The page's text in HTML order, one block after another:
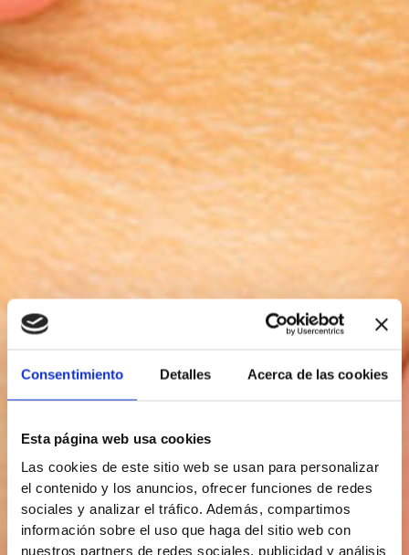
Consentimiento Detalles Acerca de las cookies
Esta página web usa cookies
Las cookies de este sitio web se usan para personalizar
el contenido y los anuncios, ofrecer funciones de redes
sociales y analizar el tráfico. Además, compartimos
información sobre el uso que haga del sitio web con
nuestros partners de redes sociales, publicidad y análisis